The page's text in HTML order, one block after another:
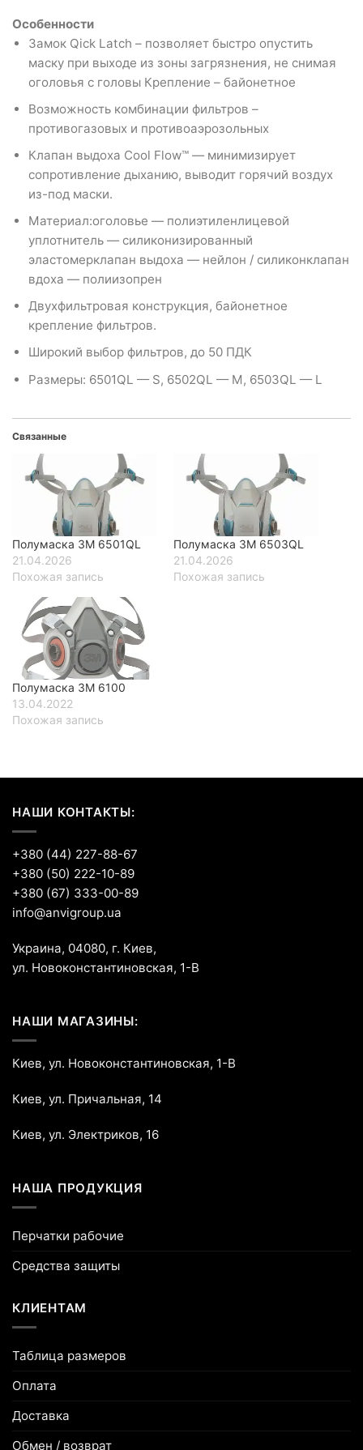
Особенности
Замок Qick Latch – позволяет быстро опустить
маску при выходе из зоны загрязнения, не снимая
оголовья с головы Крепление – байонетное
Возможность комбинации фильтров –
противогазовых и противоаэрозольных
Клапан выдоха Cool Flow™ — минимизирует
сопротивление дыханию, выводит горячий воздух
из-под маски.
Материал:оголовье — полиэтиленлицевой
уплотнитель — силиконизированный
эластомерклапан выдоха — нейлон / силиконклапан
вдоха — полиизопрен
Двухфильтровая конструкция, байонетное
крепление фильтров.
Широкий выбор фильтров, до 50 ПДК
Размеры: 6501QL — S, 6502QL — M, 6503QL — L
Связанные
Полумаска 3M 6501QL
21.04.2026
Похожая запись
Полумаска 3M 6503QL
21.04.2026
Похожая запись
Полумаска 3М 6100
13.04.2022
Похожая запись
НАШИ КОНТАКТЫ:
+380 (44) 227-88-67
+380 (50) 222-10-89
+380 (67) 333-00-89
info@anvigroup.ua
Украина, 04080, г. Киев,
ул. Новоконстантиновская, 1-В
НАШИ МАГАЗИНЫ:
Киев, ул. Новоконстантиновская, 1-В
Киев, ул. Причальная, 14
Киев, ул. Электриков, 16
НАША ПРОДУКЦИЯ
Перчатки рабочие
Средства защиты
КЛИЕНТАМ
Таблица размеров
Оплата
Доставка
Обмен / возврат